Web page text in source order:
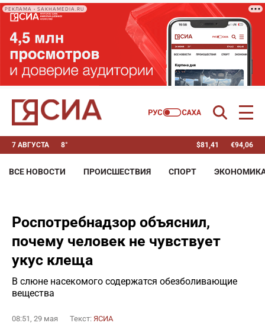
РЕКЛАМА • SAKHAMEDIA.RU
7 АВГУСТА 8° $81,41 €94,06
ВСЕ НОВОСТИ ПРОИСШЕСТВИЯ СПОРТ
Роспотребнадзор объяснил,
почему человек не чувствует
укус клеща
В слюне насекомого содержатся обезболивающие
вещества
08:51, 29 мая Текст: ЯСИА